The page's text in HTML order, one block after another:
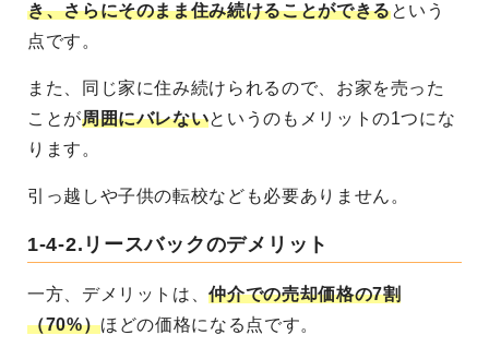
き、さらにそのまま住み続けることができるという
点です。
また、同じ家に住み続けられるので、お家を売った
ことが周囲にバレないというのもメリットの1つにな
ります。
引っ越しや子供の転校なども必要ありません。
1-4-2. リースバックのデメリット
一方、デメリットは、仲介での売却価格の7割
（70%）ほどの価格になる点です。